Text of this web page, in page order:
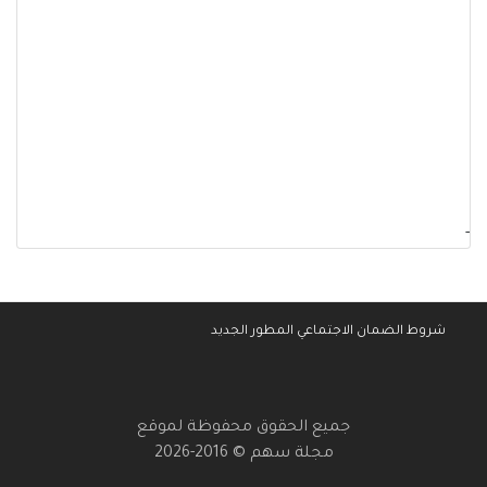
-
شروط الضمان الاجتماعي المطور الجديد
جميع الحقوق محفوظة لموقع
مجلة سهم © 2016-2026